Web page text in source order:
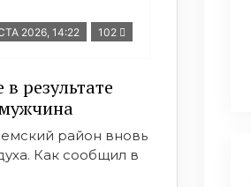
2026, 14:22 102
результате
район вновь
Как сообщил в